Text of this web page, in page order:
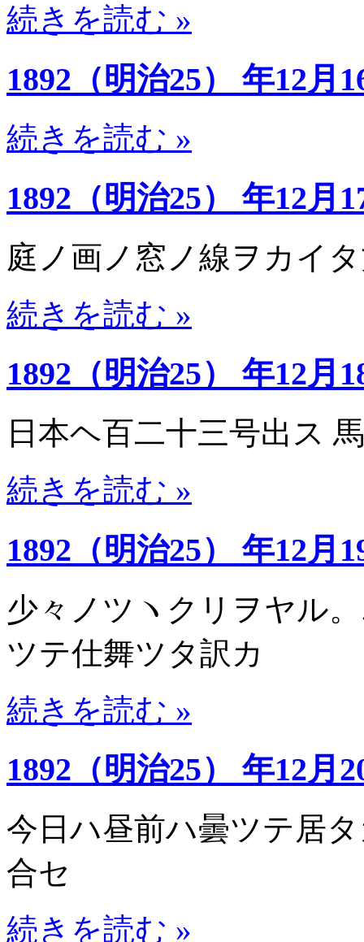
続きを読む »
1892（明治25） 年12月
続きを読む »
1892（明治25） 年12月
庭ノ画ノ窓ノ線ヲカイ
続きを読む »
1892（明治25） 年12月
日本ヘ百二十三号出ス
続きを読む »
1892（明治25） 年12月
少々ノツヽクリヲヤル
ツテ仕舞ツタ訳カ
続きを読む »
1892（明治25） 年12月
今日ハ昼前ハ曇ツテ居
合セ
続きを読む »